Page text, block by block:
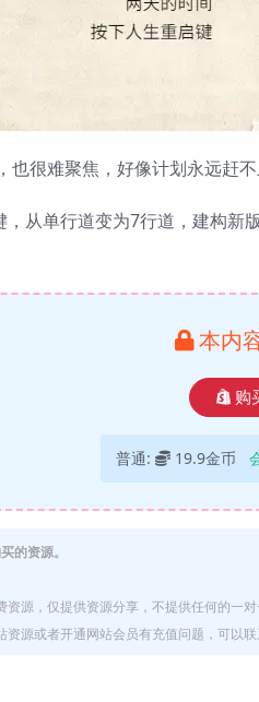
很难聚焦，好像计划永远赶不
从单行道变为7行道，建构新
本内
购
普通: 19.9金币
的资源。
源，仅提供资源分享，不提供任何的一
资源或者开通网站会员有充值问题，可